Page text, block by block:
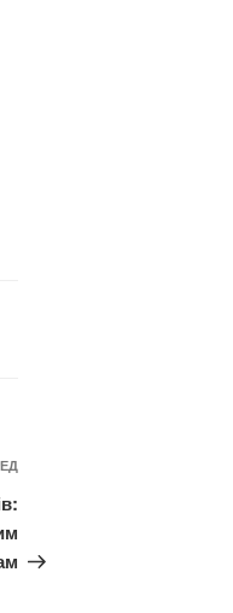
Наступний